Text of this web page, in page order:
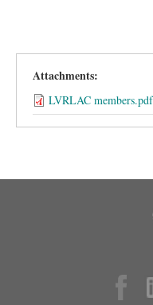
Attachments:
LVRLAC members.pdf